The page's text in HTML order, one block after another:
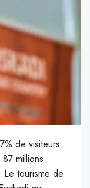
de visiteurs
millions
Le tourisme de